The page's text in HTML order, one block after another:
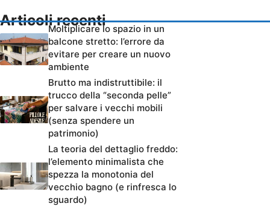
Articoli recenti
Moltiplicare lo spazio in un
balcone stretto: l’errore da
evitare per creare un nuovo
ambiente
Brutto ma indistruttibile: il
trucco della “seconda pelle”
per salvare i vecchi mobili
(senza spendere un
patrimonio)
La teoria del dettaglio freddo:
l’elemento minimalista che
spezza la monotonia del
vecchio bagno (e rinfresca lo
sguardo)